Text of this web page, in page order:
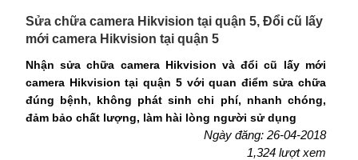
Sửa chữa camera Hikvision tại quận 5, Đổi cũ lấy
mới camera Hikvision tại quận 5
Nhận sửa chữa camera Hikvision và đổi cũ lấy mới
camera Hikvision tại quận 5 với quan điểm sửa chữa
đúng bệnh, không phát sinh chi phí, nhanh chóng,
đảm bảo chất lượng, làm hài lòng người sử dụng
Ngày đăng: 26-04-2018
1,324 lượt xem